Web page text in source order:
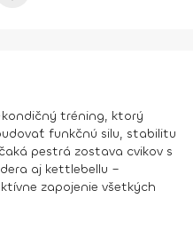
tréning, ktorý
funkčnú silu, stabilitu
pestrá zostava cvikov s
aj kettlebellu –
zapojenie všetkých